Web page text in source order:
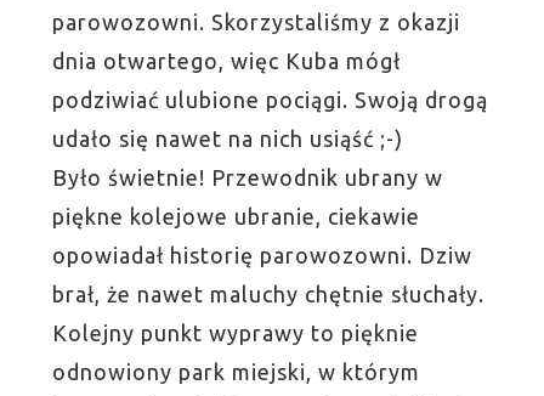
parowozowni. Skorzystaliśmy z okazji
dnia otwartego, więc Kuba mógł
podziwiać ulubione pociągi. Swoją drogą
udało się nawet na nich usiąść ;-)
Było świetnie! Przewodnik ubrany w
piękne kolejowe ubranie, ciekawie
opowiadał historię parowozowni. Dziw
brał, że nawet maluchy chętnie słuchały.
Kolejny punkt wyprawy to pięknie
odnowiony park miejski, w którym